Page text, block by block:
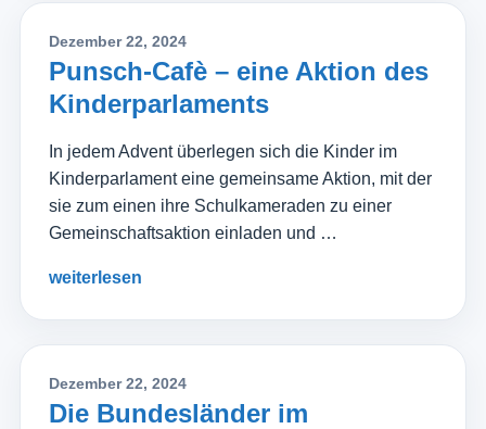
Dezember 22, 2024
Punsch-Cafè – eine Aktion des
Kinderparlaments
In jedem Advent überlegen sich die Kinder im
Kinderparlament eine gemeinsame Aktion, mit der
sie zum einen ihre Schulkameraden zu einer
Gemeinschaftsaktion einladen und …
weiterlesen
Dezember 22, 2024
Die Bundesländer im